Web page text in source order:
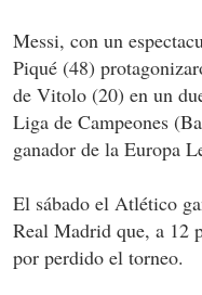
Messi, con un
Piqué (48)
de Vitolo (20) en un
Liga de Campeones
ganador de la Europa
El sábado el Atlético
Real Madrid que, a 12
por perdido el torneo.